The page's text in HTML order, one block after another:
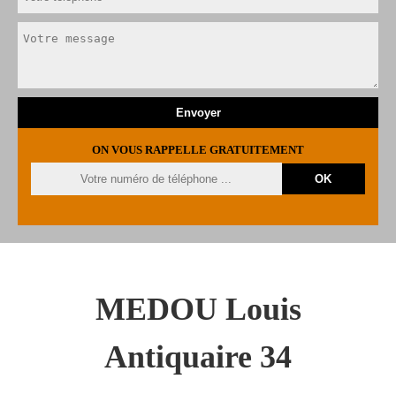
ON VOUS RAPPELLE GRATUITEMENT
MEDOU Louis
Antiquaire 34